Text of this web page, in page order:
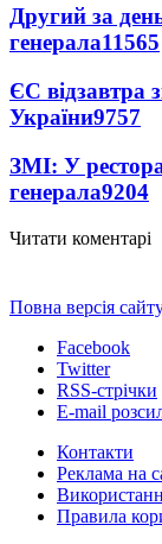
Другий за
генерала11565
ЄС відзавтра
України9757
ЗМІ: У
генерала9204
Читати коментарі
Повна версія
Facebook
Twitter
RSS-стрічки
E-mail
Контакти
Реклама на
Правила